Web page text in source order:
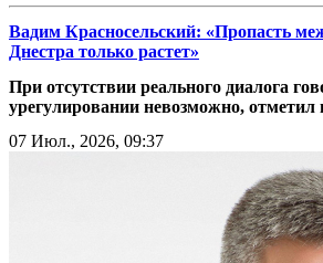
Вадим Красносельский: «Пропасть
Днестра только растет»
При отсутствии реального диалога
урегулировании невозможно, отметил
07 Июл., 2026, 09:37